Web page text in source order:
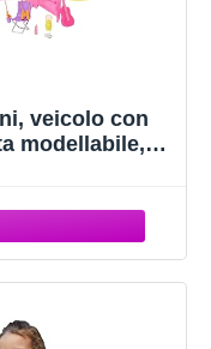
veicolo con
modellabile,